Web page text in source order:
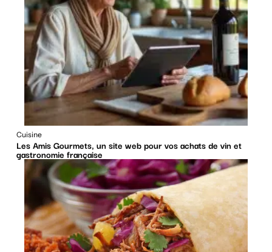
Cuisine
Les Amis Gourmets, un site web pour vos achats de vin et
gastronomie française